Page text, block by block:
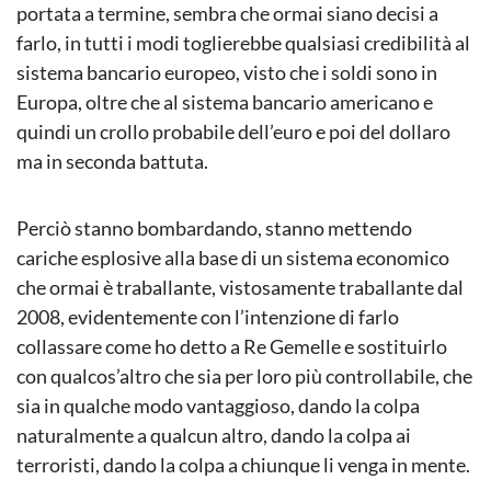
portata a termine, sembra che ormai siano decisi a
farlo, in tutti i modi toglierebbe qualsiasi credibilità al
sistema bancario europeo, visto che i soldi sono in
Europa, oltre che al sistema bancario americano e
quindi un crollo probabile dell’euro e poi del dollaro
ma in seconda battuta.
Perciò stanno bombardando, stanno mettendo
cariche esplosive alla base di un sistema economico
che ormai è traballante, vistosamente traballante dal
2008, evidentemente con l’intenzione di farlo
collassare come ho detto a Re Gemelle e sostituirlo
con qualcos’altro che sia per loro più controllabile, che
sia in qualche modo vantaggioso, dando la colpa
naturalmente a qualcun altro, dando la colpa ai
terroristi, dando la colpa a chiunque li venga in mente.